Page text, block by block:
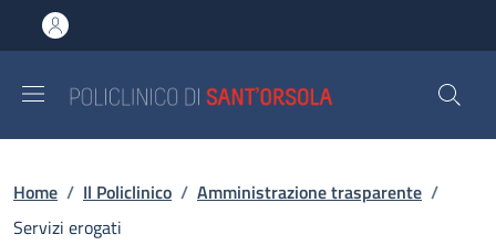
al contenuto principale
to footer content
Briciole di pane
Home / Il Policlinico / Amministrazione trasparente /
Servizi erogati